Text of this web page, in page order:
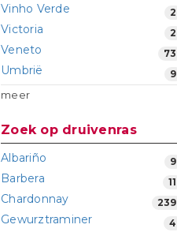
Vinho Verde 2
Victoria 2
Veneto 73
Umbrië 9
meer
Zoek op druivenras
Albariño 9
Barbera 11
Chardonnay 239
Gewurztraminer 4